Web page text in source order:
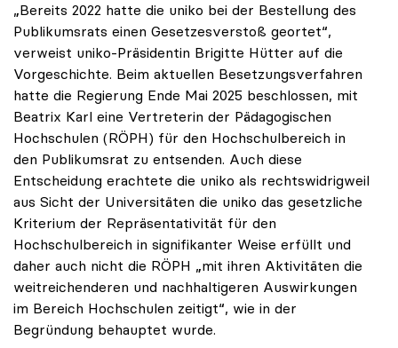
„Bereits 2022 hatte die uniko bei der Bestellung des
Publikumsrats einen Gesetzesverstoß geortet“,
verweist uniko-Präsidentin Brigitte Hütter auf die
Vorgeschichte. Beim aktuellen Besetzungsverfahren
hatte die Regierung Ende Mai 2025 beschlossen, mit
Beatrix Karl eine Vertreterin der Pädagogischen
Hochschulen (RÖPH) für den Hochschulbereich in
den Publikumsrat zu entsenden. Auch diese
Entscheidung erachtete die uniko als rechtswidrigweil
aus Sicht der Universitäten die uniko das gesetzliche
Kriterium der Repräsentativität für den
Hochschulbereich in signifikanter Weise erfüllt und
daher auch nicht die RÖPH „mit ihren Aktivitäten die
weitreichenderen und nachhaltigeren Auswirkungen
im Bereich Hochschulen zeitigt“, wie in der
Begründung behauptet wurde.